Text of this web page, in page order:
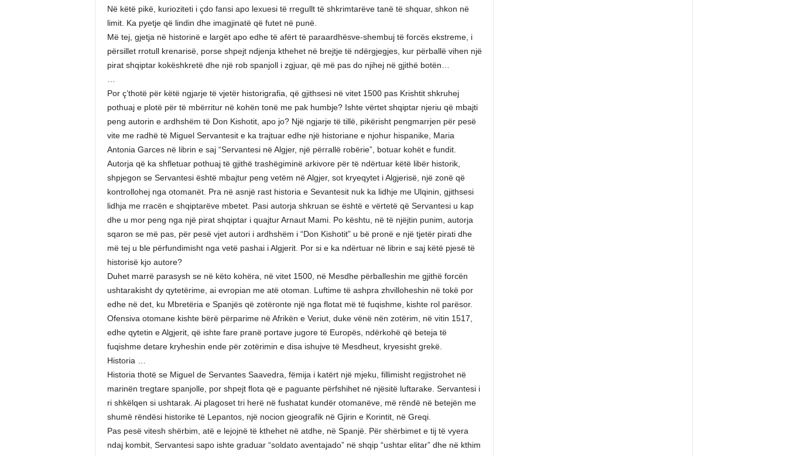
Në këtë pikë, kurioziteti i çdo fansi apo lexuesi të rregullt të shkrimtarëve tanë të shquar, shkon në
limit. Ka pyetje që lindin dhe imagjinatë që futet në punë.
Më tej, gjetja në historinë e largët apo edhe të afërt të paraardhësve-shembuj të forcës ekstreme, i
përsillet rrotull krenarisë, porse shpejt ndjenja kthehet në brejtje të ndërgjegjes, kur përballë vihen një
pirat shqiptar kokëshkretë dhe një rob spanjoll i zgjuar, që më pas do njihej në gjithë botën…
Por ç’thotë për këtë ngjarje të vjetër historigrafia, që gjithsesi në vitet 1500 pas Krishtit shkruhej
pothuaj e plotë për të mbërritur në kohën tonë me pak humbje? Ishte vërtet shqiptar njeriu që mbajti
peng autorin e ardhshëm të Don Kishotit, apo jo? Një ngjarje të tillë, pikërisht pengmarrjen për pesë
vite me radhë të Miguel Servantesit e ka trajtuar edhe një historiane e njohur hispanike, Maria
Antonia Garces në librin e saj “Servantesi në Algjer, një përrallë robërie”, botuar kohët e fundit.
Autorja që ka shfletuar pothuaj të gjithë trashëgiminë arkivore për të ndërtuar këtë libër historik,
shpjegon se Servantesi është mbajtur peng vetëm në Algjer, sot kryeqytet i Algjerisë, një zonë që
kontrollohej nga otomanët. Pra në asnjë rast historia e Sevantesit nuk ka lidhje me Ulqinin, gjithsesi
lidhja me rracën e shqiptarëve mbetet. Pasi autorja shkruan se është e vërtetë që Servantesi u kap
dhe u mor peng nga një pirat shqiptar i quajtur Arnaut Mami. Po kështu, në të njëjtin punim, autorja
sqaron se më pas, për pesë vjet autori i ardhshëm i “Don Kishotit” u bë pronë e një tjetër pirati dhe
më tej u ble përfundimisht nga vetë pashai i Algjerit. Por si e ka ndërtuar në librin e saj këtë pjesë të
historisë kjo autore?
Duhet marrë parasysh se në këto kohëra, në vitet 1500, në Mesdhe përballeshin me gjithë forcën
ushtarakisht dy qytetërime, ai evropian me atë otoman. Luftime të ashpra zhvilloheshin në tokë por
edhe në det, ku Mbretëria e Spanjës që zotëronte një nga flotat më të fuqishme, kishte rol parësor.
Ofensiva otomane kishte bërë përparime në Afrikën e Veriut, duke vënë nën zotërim, në vitin 1517,
edhe qytetin e Algjerit, që ishte fare pranë portave jugore të Europës, ndërkohë që beteja të
fuqishme detare kryheshin ende për zotërimin e disa ishujve të Mesdheut, kryesisht grekë.
Historia …
Historia thotë se Miguel de Servantes Saavedra, fëmija i katërt një mjeku, fillimisht regjistrohet në
marinën tregtare spanjolle, por shpejt flota që e paguante përfshihet në njësitë luftarake. Servantesi i
ri shkëlqen si ushtarak. Ai plagoset tri herë në fushatat kundër otomanëve, më rëndë në betejën me
shumë rëndësi historike të Lepantos, një nocion gjeografik në Gjirin e Korintit, në Greqi.
Pas pesë vitesh shërbim, atë e lejojnë të kthehet në atdhe, në Spanjë. Për shërbimet e tij të vyera
ndaj kombit, Servantesi sapo ishte graduar “soldato aventajado” në shqip “ushtar elitar” dhe në kthim